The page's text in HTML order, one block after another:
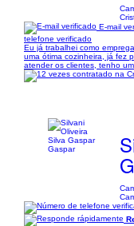
E-mail
telefone verificado
Eu já trabalhei como
uma ótima cozinheira, já fez
atender os clientes, tenho